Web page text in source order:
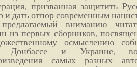
призванная защитить
и дать отпор современным
вниманию
из первых сборников,
осмыслению
Донбассе и Украине,
самых разных